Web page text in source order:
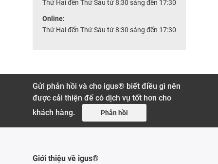
Thứ Hai đến Thứ Sáu từ 8:30 sáng đến 17:30
Online:
Thứ Hai đến Thứ Sáu từ 8:30 sáng đến 17:30
Gửi phản hồi và cho igus® biết điều gì nên
được cải thiện để có dịch vụ tốt hơn cho
khách hàng.
Phản hồi
Giới thiệu về igus®